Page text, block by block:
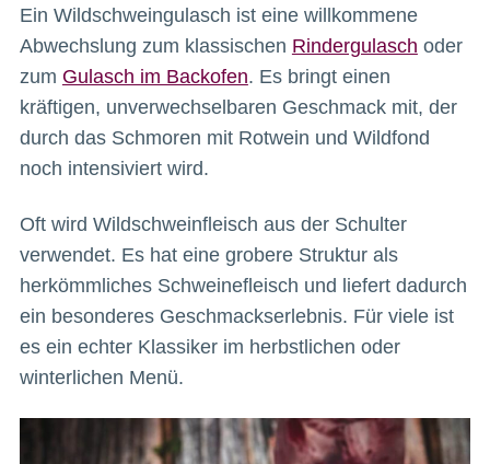
Ein Wildschweingulasch ist eine willkommene
Abwechslung zum klassischen Rindergulasch oder
zum Gulasch im Backofen. Es bringt einen
kräftigen, unverwechselbaren Geschmack mit, der
durch das Schmoren mit Rotwein und Wildfond
noch intensiviert wird.
Oft wird Wildschweinfleisch aus der Schulter
verwendet. Es hat eine grobere Struktur als
herkömmliches Schweinefleisch und liefert dadurch
ein besonderes Geschmackserlebnis. Für viele ist
es ein echter Klassiker im herbstlichen oder
winterlichen Menü.